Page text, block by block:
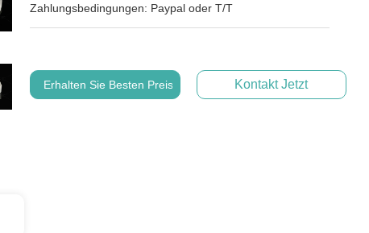
Zahlungsbedingungen: Paypal oder T/T
Erhalten Sie Besten Preis Kontakt Jetzt